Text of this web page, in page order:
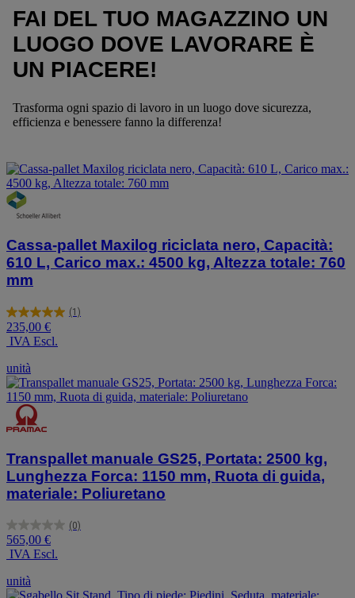
FAI DEL TUO MAGAZZINO UN
LUOGO DOVE LAVORARE È
UN PIACERE!
Trasforma ogni spazio di lavoro in un luogo dove sicurezza,
efficienza e benessere fanno la differenza!
Cassa-pallet Maxilog riciclata nero, Capacità:
610 L, Carico max.: 4500 kg, Altezza totale: 760
mm
(1)
5.0
su
5
stelle.
1
recensione
235,00 €
IVA Escl.
unità
Transpallet manuale GS25, Portata: 2500 kg,
Lunghezza Forca: 1150 mm, Ruota di guida,
materiale: Poliuretano
(0)
0.0
su
5
stelle.
565,00 €
IVA Escl.
unità